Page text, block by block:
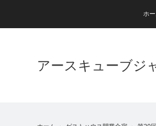
ホ
アースキューブジ